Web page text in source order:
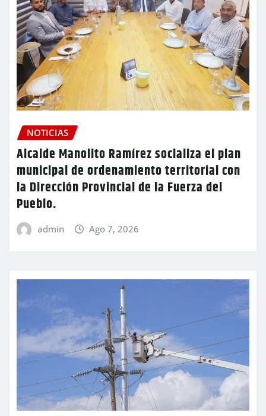
NOTICIAS
Alcalde Manolito Ramírez socializa el plan
municipal de ordenamiento territorial con
la Dirección Provincial de la Fuerza del
Pueblo.
admin Ago 7, 2026